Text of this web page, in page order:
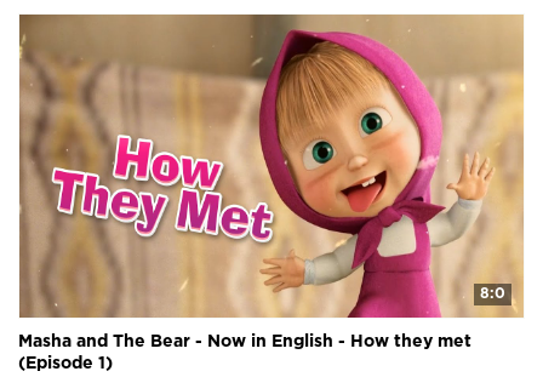
8:0
Masha and The Bear - Now in English - How they met
(Episode 1)